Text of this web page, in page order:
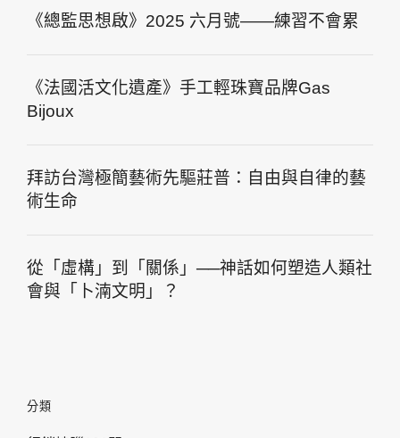
《總監思想啟》2025 六月號——練習不會累
《法國活文化遺產》手工輕珠寶品牌Gas
Bijoux
拜訪台灣極簡藝術先驅莊普：自由與自律的藝
術生命
從「虛構」到「關係」──神話如何塑造人類社
會與「卜湳文明」？
分類